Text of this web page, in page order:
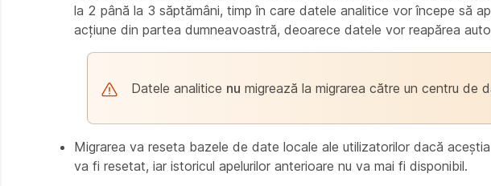
la 2 până la 3 săptămâni, timp în care datele analitice vor începe să
acțiune din partea dumneavoastră, deoarece datele vor reapărea
Datele analitice nu migrează la migrarea către un centru de
Migrarea va reseta bazele de date locale ale utilizatorilor dacă
va fi resetat, iar istoricul apelurilor anterioare nu va mai fi disponibil.